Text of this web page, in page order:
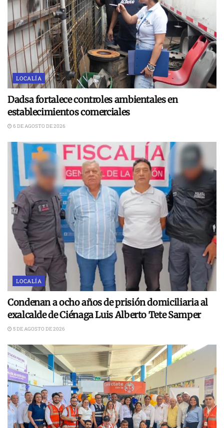
LOCALÍA
Dadsa fortalece controles ambientales en
establecimientos comerciales
6 DE AGOSTO DE 2026
LOCALÍA
Condenan a ocho años de prisión domiciliaria al
exalcalde de Ciénaga Luis Alberto Tete Samper
5 DE AGOSTO DE 2026